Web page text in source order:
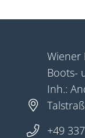
Wiener
Boots-
Inh.:
+49